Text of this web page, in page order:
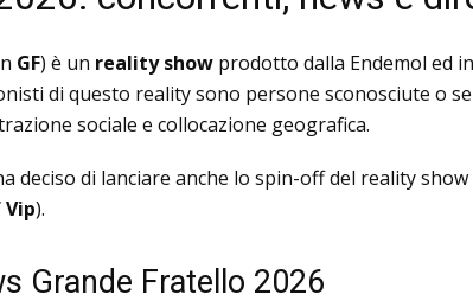
GF) è un reality show prodotto dalla Endemol ed
di questo reality sono persone sconosciute o
sociale e collocazione geografica.
deciso di lanciare anche lo spin-off del reality
Vip).
Grande Fratello 2026